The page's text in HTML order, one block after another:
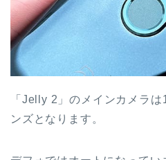
「Jelly 2」のメインカメラ
ンズとなります。